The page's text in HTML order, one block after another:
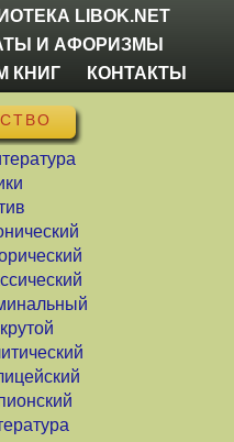
LIBOK.NET
И АФОРИЗМЫ
КНИГ
КОНТАКТЫ